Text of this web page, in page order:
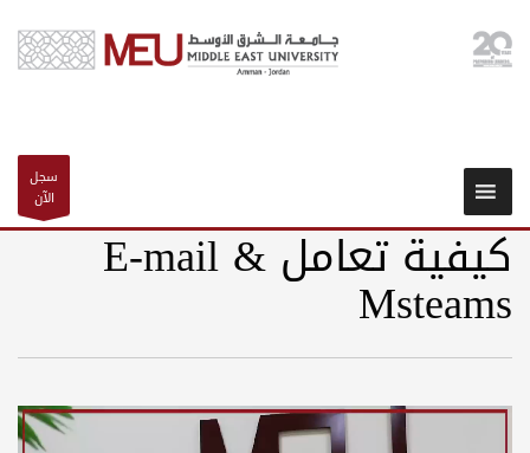
سجل
الآن
كيفية تعامل E-mail &
Msteams
Video